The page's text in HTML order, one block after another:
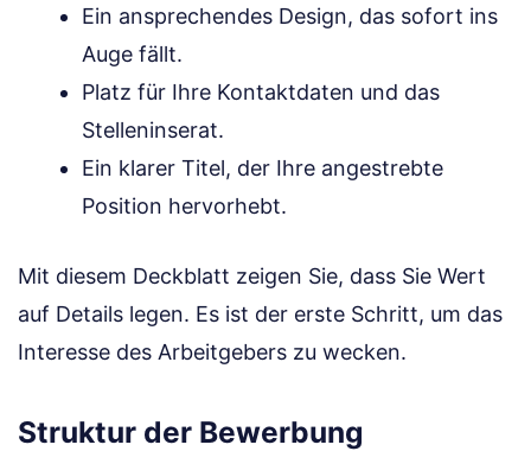
Ein ansprechendes Design, das sofort ins
Auge fällt.
Platz für Ihre Kontaktdaten und das
Stelleninserat.
Ein klarer Titel, der Ihre angestrebte
Position hervorhebt.
Mit diesem Deckblatt zeigen Sie, dass Sie Wert
auf Details legen. Es ist der erste Schritt, um das
Interesse des Arbeitgebers zu wecken.
Struktur der Bewerbung